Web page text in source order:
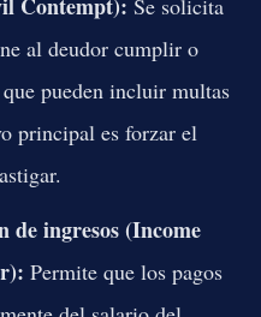
Contempt): Se solicita
al deudor cumplir o
pueden incluir multas
principal es forzar el
de ingresos (Income
Permite que los pagos